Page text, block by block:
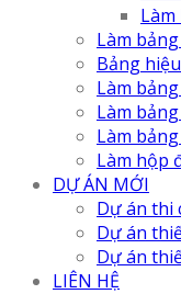
Làm
Bảng
Làm
Làm
Làm
Làm hộp
DỰ ÁN MỚI
Dự án thi
Dự án
Dự án
LIÊN HỆ